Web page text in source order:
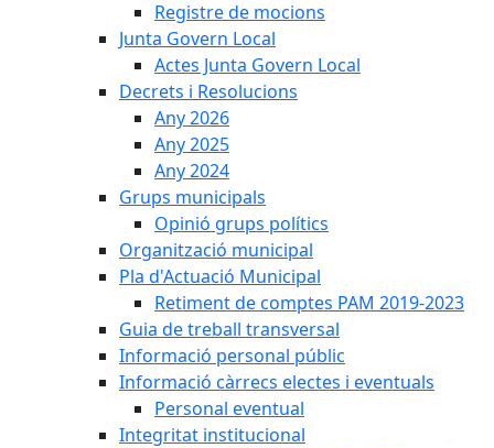
Registre de mocions
Junta Govern Local
Actes Junta Govern Local
Decrets i Resolucions
Any 2026
Any 2025
Any 2024
Grups municipals
Opinió grups polítics
Organització municipal
Pla d'Actuació Municipal
Retiment de comptes PAM 2019-2023
Guia de treball transversal
Informació personal públic
Informació càrrecs electes i eventuals
Personal eventual
Integritat institucional